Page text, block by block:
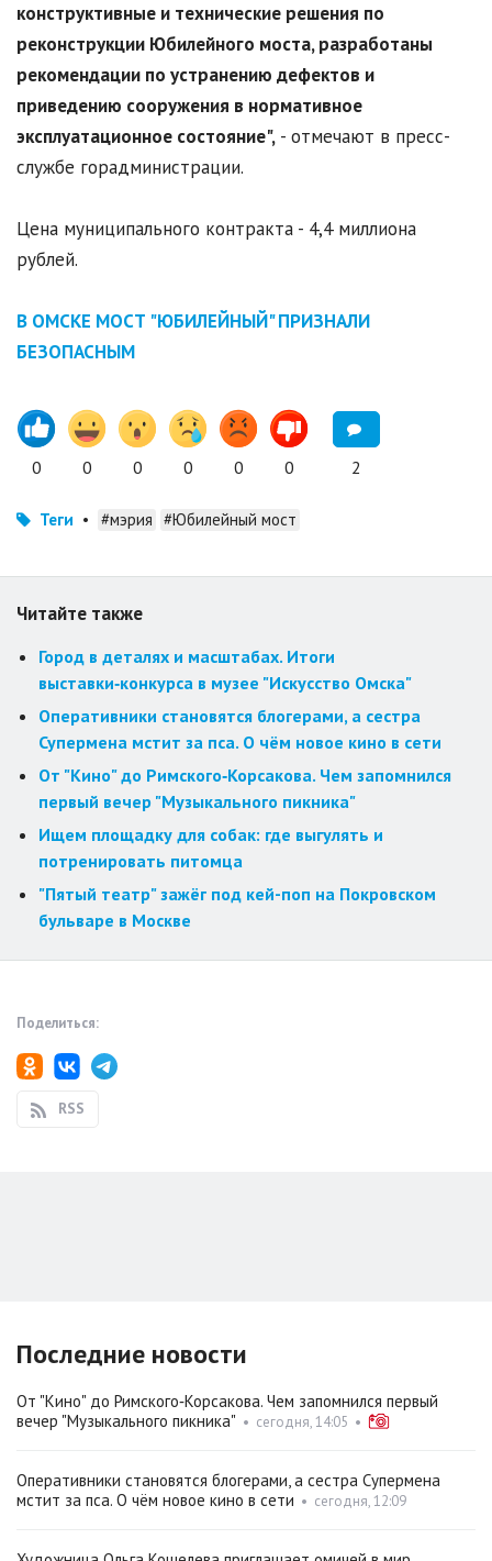
конструктивные и технические решения по
реконструкции Юбилейного моста, разработаны
рекомендации по устранению дефектов и
приведению сооружения в нормативное
эксплуатационное состояние", - отмечают в пресс-
службе горадминистрации.
Цена муниципального контракта - 4,4 миллиона
рублей.
В ОМСКЕ МОСТ "ЮБИЛЕЙНЫЙ" ПРИЗНАЛИ
БЕЗОПАСНЫМ
0 0 0 0 0 0 2
Теги • #мэрия #Юбилейный мост
Читайте также
Город в деталях и масштабах. Итоги
выставки‑конкурса в музее "Искусство Омска"
Оперативники становятся блогерами, а сестра
Супермена мстит за пса. О чём новое кино в сети
От "Кино" до Римского‑Корсакова. Чем запомнился
первый вечер "Музыкального пикника"
Ищем площадку для собак: где выгулять и
потренировать питомца
"Пятый театр" зажёг под кей-поп на Покровском
бульваре в Москве
Поделиться:
RSS
Последние новости
От "Кино" до Римского‑Корсакова. Чем запомнился первый
вечер "Музыкального пикника" • сегодня, 14:05 •
Оперативники становятся блогерами, а сестра Супермена
мстит за пса. О чём новое кино в сети • сегодня, 12:09